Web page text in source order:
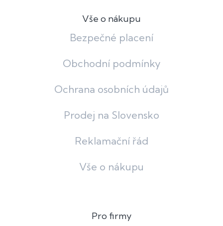
Vše o nákupu
Bezpečné placení
Obchodní podmínky
Ochrana osobních údajů
Prodej na Slovensko
Reklamační řád
Vše o nákupu
Pro firmy